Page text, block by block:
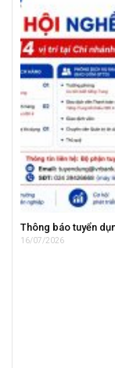
Thông báo tuyển
16/07/2026